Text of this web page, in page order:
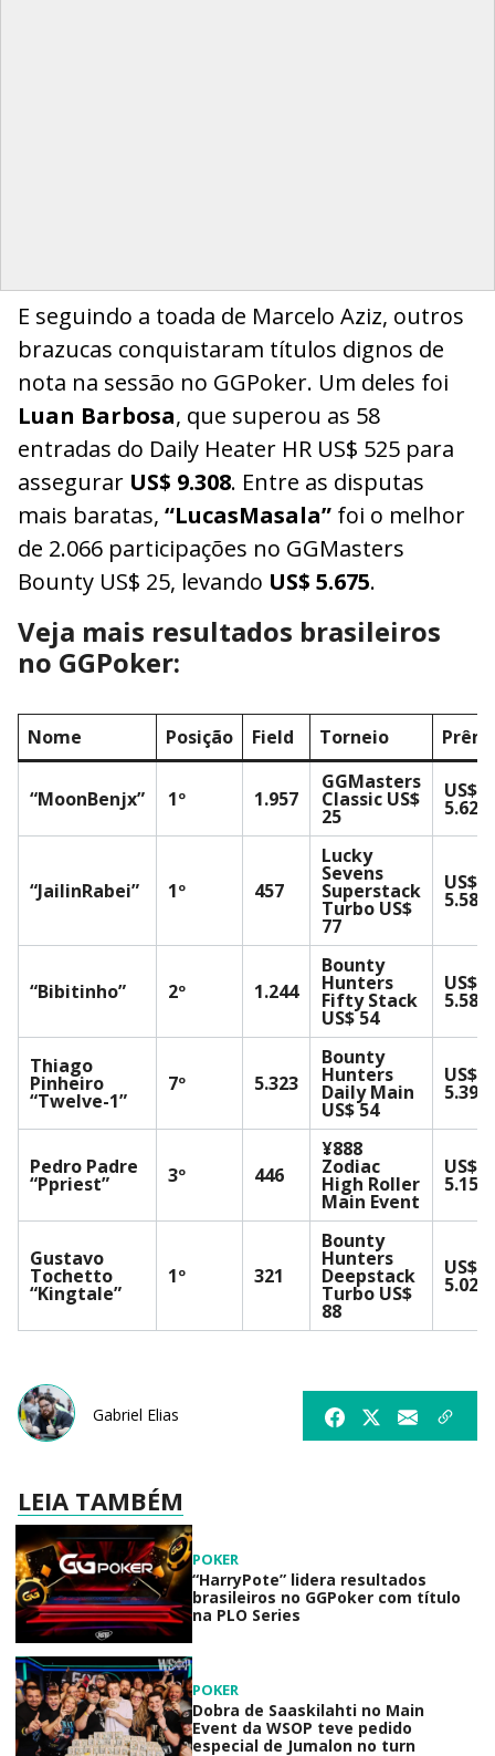
E seguindo a toada de Marcelo Aziz, outros
brazucas conquistaram títulos dignos de
nota na sessão no GGPoker. Um deles foi
Luan Barbosa, que superou as 58
entradas do Daily Heater HR US$ 525 para
assegurar US$ 9.308. Entre as disputas
mais baratas, “LucasMasala” foi o melhor
de 2.066 participações no GGMasters
Bounty US$ 25, levando US$ 5.675.
Veja mais resultados brasileiros
no GGPoker:
Nome Posição Field Torneio
“MoonBenjx” 1º 1.957
GGMasters
Classic US$
25
US$
5.622
“JailinRabei” 1º 457
Lucky
Sevens
Superstack
Turbo US$
77
US$
5.589
“Bibitinho” 2º 1.244
Bounty
Hunters
Fifty Stack
US$ 54
US$
5.588
Thiago
Pinheiro
“Twelve-1”
7º 5.323
Bounty
Hunters
Daily Main
US$ 54
US$
5.394
Pedro Padre
“Ppriest” 3º 446
¥888
Zodiac
High Roller
Main Event
US$
5.150
Gustavo
Tochetto
“Kingtale”
1º 321
Bounty
Hunters
Deepstack
Turbo US$
88
US$
5.027
Gabriel Elias
LEIA TAMBÉM
POKER
“HarryPote” lidera resultados
brasileiros no GGPoker com título
na PLO Series
POKER
Dobra de Saaskilahti no Main
Event da WSOP teve pedido
especial de Jumalon no turn